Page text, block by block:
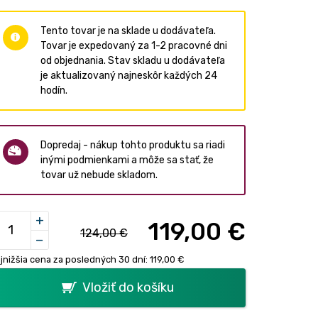
Tento tovar je na sklade u dodávateľa.
Tovar je expedovaný za 1-2 pracovné dni
od objednania. Stav skladu u dodávateľa
je aktualizovaný najneskôr každých 24
hodín.
Dopredaj - nákup tohto produktu sa riadi
inými podmienkami a môže sa stať, že
tovar už nebude skladom.
124,00 € 119,00 €
+
−
cena za posledných 30 dní: 119,00 €
Vložiť do košíku